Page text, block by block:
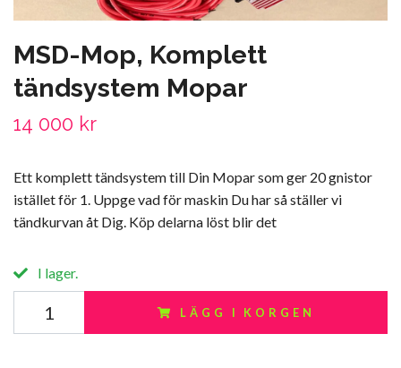
MSD-Mop, Komplett
tändsystem Mopar
14 000 kr
Ett komplett tändsystem till Din Mopar som ger 20 gnistor
istället för 1. Uppge vad för maskin Du har så ställer vi
tändkurvan åt Dig. Köp delarna löst blir det
I lager.
LÄGG I KORGEN